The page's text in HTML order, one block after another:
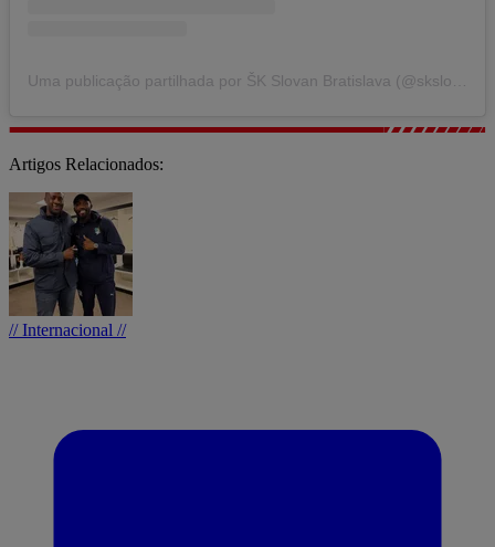
Uma publicação partilhada por ŠK Slovan Bratislava (@skslovanbratislava)
Artigos Relacionados:
// Internacional //